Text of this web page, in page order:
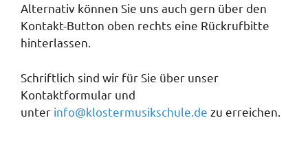
Alternativ können Sie uns auch gern über den
Kontakt-Button oben rechts eine Rückrufbitte
hinterlassen.
Schriftlich sind wir für Sie über unser
Kontaktformular und
unter info@klostermusikschule.de zu erreichen.